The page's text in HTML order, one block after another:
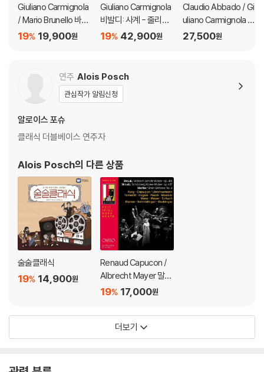
※ 디스크 외관 불량
디스크에 미세한 잔 흠집이 남아있거나 인쇄 면이 깨끗하지 않은 경우가
있으며, 상품의 불량이 아닙니다. 단, 재생에 이상이 있는 경우에는 불량으
※ 교환/반품 안내
1) 불량으로 인한 교환/반품 요청 시에는 불량 확인을 위해 개봉 시의 동영
관련 사진과 동영상 및 재생 기기 모델명을 첨부하여 첨부하여 고객센터에
2) 사양 오인지, 오 구매, 변심 사유로의 반품은 제품 개봉 전에만 운임비
부담 후 처리 가능합니다.
3) 스틸북 한정판, 초회 한정판의 경우 제작 수량이 한정되어 있고, 택배
이동 과정에서의 손상이 발생하면, 재 판매가 어려우므로 신중한 구매 선
택을 부탁드립니다.
4) 한정판 상품의 변심, 오구매로 인한 반품은 회송된 상품의 상태 확인 후
진행이 가능합니다. 택배 이동 중 파손이 발생하지 않도록 완충 포장을 부
탁드립니다.
Giuliano Carmignola
/ Mario Brunello 바흐
/ 비발디: 2대의 바이올
19,900원
19%
Giuliano Carmignola
비발디: 사계 - 줄리아
노 카르미뇰라 (Vival
42,900원
19%
Claudio Abbado / Gi
uliano Carmignola 바
흐: 브란덴부르크 협주
27,500원
연주 Alois Posch
관심작가 알림신청
알로이스 포슈
클래식 더블베이스 연주자
Alois Posch의 다른 상품
술술클래식
14,900원
19%
Renaud Capucon /
Albrecht Mayer 말
러: 교향곡 4번 [실내
우스: 왈츠 (Mahler: S
ymphony No.4 / Str
auss: Schatz-Walze
17,000원
19%
더보기